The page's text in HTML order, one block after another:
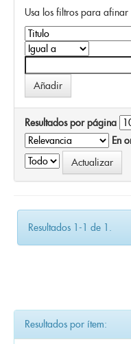
Usa los filtros para afinar
Resultados por página
En
Resultados 1-1 de 1.
Resultados por ítem: